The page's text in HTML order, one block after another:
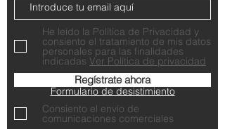
He leído la Política de Privacidad y
consiento el tratamiento de mis datos
personales para las finalidades
indicadas Ver Política de privacidad
Regístrate ahora
Consiento el envío de
comunicaciones comerciales
Formulario de desistimiento